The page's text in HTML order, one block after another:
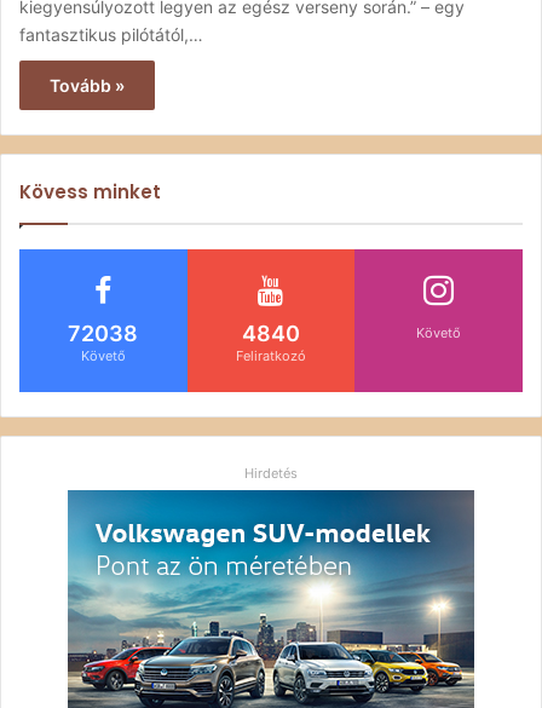
kiegyensúlyozott legyen az egész verseny során.” – egy
fantasztikus pilótától,…
Tovább »
Kövess minket
72038
Követő
4840
Feliratkozó
Követő
Hirdetés